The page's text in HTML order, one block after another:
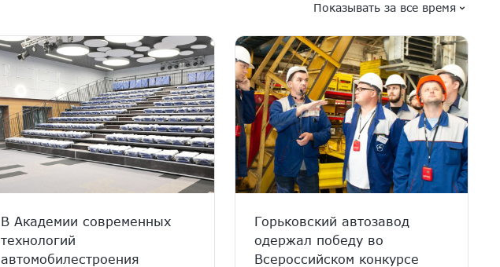
Показывать за все время
В Академии современных
технологий
автомобилестроения
Горьковский автозавод
одержал победу во
Всероссийском конкурсе